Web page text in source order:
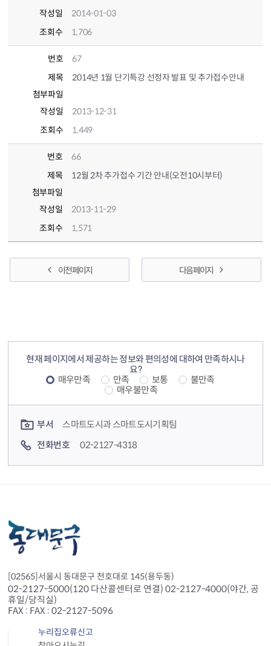
작성일
2014-01-03
조회수
1,706
번호
67
제목
2014년 1월 단기특강 선정자 발표 및 추가접수안내
첨부파일
작성일
2013-12-31
조회수
1,449
번호
66
제목
12월 2차 추가접수 기간 안내(오전10시부터)
첨부파일
작성일
2013-11-29
조회수
1,571
이전 페이지 다음 페이지
현재 페이지에서 제공하는 정보와 편의성에 대하여 만족하시나
요?
매우만족
만족 보통
불만족
매우불만족
부서
스마트도시과 스마트도시기획팀
전화번호
02-2127-4318
[02565]서울시 동대문구 천호대로 145(용두동)
02-2127-5000(120 다산콜센터로 연결) 02-2127-4000(야간, 공
휴일/당직실)
FAX : FAX : 02-2127-5096
누리집오류신고